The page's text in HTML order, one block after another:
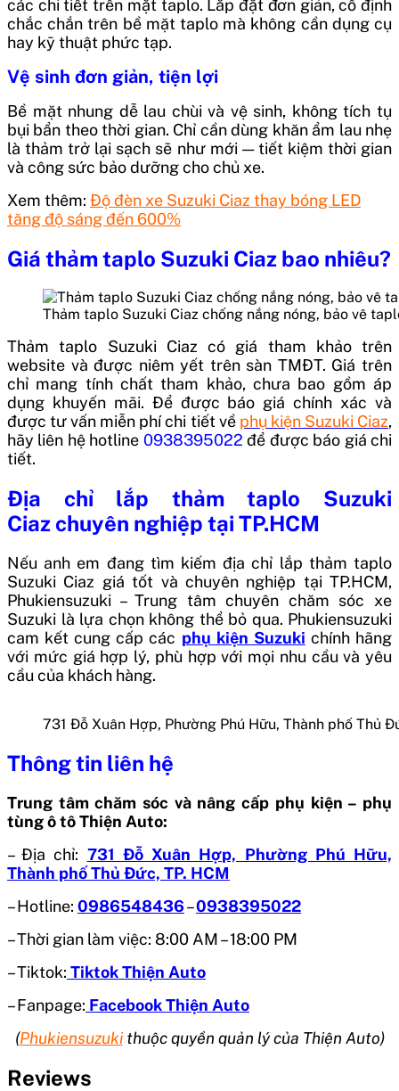
các chi tiết trên mặt taplo. Lắp đặt đơn giản, cố định
chắc chắn trên bề mặt taplo mà không cần dụng cụ
hay kỹ thuật phức tạp.
Vệ sinh đơn giản, tiện lợi
Bề mặt nhung dễ lau chùi và vệ sinh, không tích tụ
bụi bẩn theo thời gian. Chỉ cần dùng khăn ẩm lau nhẹ
là thảm trở lại sạch sẽ như mới — tiết kiệm thời gian
và công sức bảo dưỡng cho chủ xe.
Xem thêm: Độ đèn xe Suzuki Ciaz thay bóng LED
tăng độ sáng đến 600%
Giá thảm taplo Suzuki Ciaz bao nhiêu?
Thảm taplo Suzuki Ciaz chống nắng nóng, bảo vê
Thảm taplo Suzuki Ciaz có giá tham khảo trên
website và được niêm yết trên sàn TMĐT. Giá trên
chỉ mang tính chất tham khảo, chưa bao gồm áp
dụng khuyến mãi. Để được báo giá chính xác và
được tư vấn miễn phí chi tiết về phụ kiện Suzuki Ciaz,
hãy liên hệ hotline 0938395022để được báo giá chi
tiết.
Địa chỉ lắp thảm taplo Suzuki
Ciaz chuyên nghiệp tại TP.HCM
Nếu anh em đang tìm kiếm địa chỉ lắp thảm taplo
Suzuki Ciaz giá tốt và chuyên nghiệp tại TP.HCM,
Phukiensuzuki – Trung tâm chuyên chăm sóc xe
Suzuki là lựa chọn không thể bỏ qua. Phukiensuzuki
cam kết cung cấp các phụ kiện Suzuki chính hãng
với mức giá hợp lý, phù hợp với mọi nhu cầu và yêu
cầu của khách hàng.
731 Đỗ Xuân Hợp, Phường Phú Hữu, Thành phố Thủ
Thông tin liên hệ
Trung tâm chăm sóc và nâng cấp phụ kiện – phụ
tùng ô tô Thiện Auto:
– Địa chỉ: 731 Đỗ Xuân Hợp, Phường Phú Hữu,
Thành phố Thủ Đức, TP. HCM
– Hotline: 0986548436–0938395022
– Thời gian làm việc: 8:00 AM – 18:00 PM
– Tiktok: Tiktok Thiện Auto
– Fanpage: Facebook Thiện Auto
(Phukiensuzuki thuộc quyền quản lý của Thiện Auto)
Reviews